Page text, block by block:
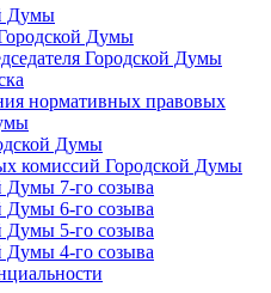
Думы
Думы
Городской Думы
нормативных правовых
Думы
комиссий Городской Думы
Думы 7-го созыва
Думы 6-го созыва
Думы 5-го созыва
Думы 4-го созыва